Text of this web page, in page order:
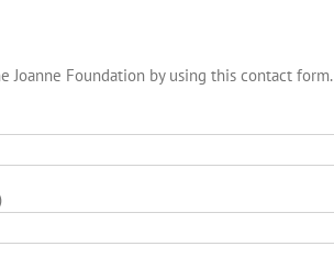
Joanne Foundation by using this contact form.